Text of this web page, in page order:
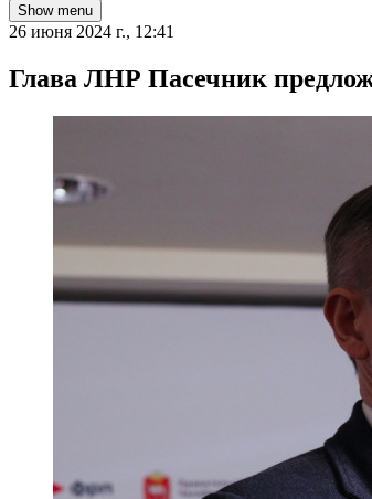
Show menu
26 июня 2024 г., 12:41
Глава ЛНР Пасечник